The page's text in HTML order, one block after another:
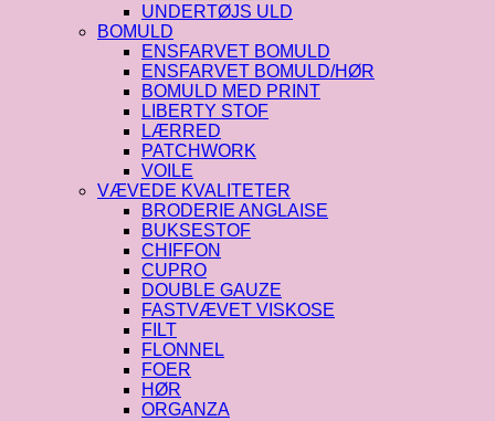
UNDERTØJS ULD
BOMULD
ENSFARVET BOMULD
ENSFARVET BOMULD/HØR
BOMULD MED PRINT
LIBERTY STOF
LÆRRED
PATCHWORK
VOILE
VÆVEDE KVALITETER
BRODERIE ANGLAISE
BUKSESTOF
CHIFFON
CUPRO
DOUBLE GAUZE
FASTVÆVET VISKOSE
FILT
FLONNEL
FOER
HØR
ORGANZA